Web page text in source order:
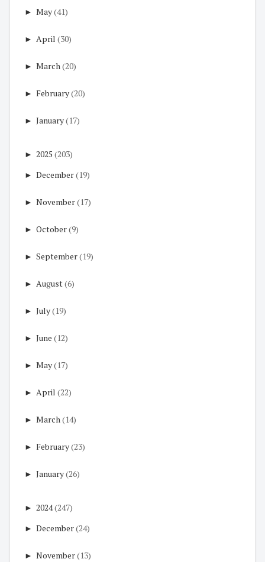
► May(41)
► April (30)
► March(20)
► February(20)
► January(17)
► 2025 (203)
► December(19)
► November(17)
► October(9)
► September(19)
► August(6)
► July(19)
► June (12)
► May(17)
► April (22)
► March(14)
► February(23)
► January(26)
► 2024(247)
► December(24)
► November(13)